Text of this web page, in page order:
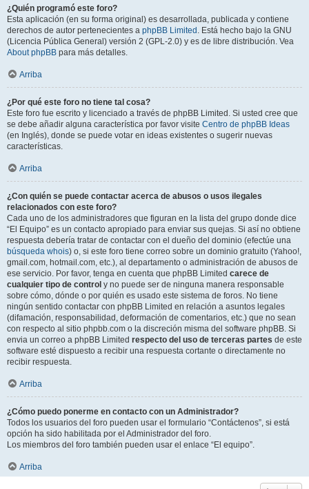
¿Quién programó este foro?
Esta aplicación (en su forma original) es desarrollada, publicada y contiene
derechos de autor pertenecientes a phpBB Limited . Está hecho bajo la GNU
(Licencia Pública General) versión 2 (GPL-2.0) y es de libre distribución. Vea
About phpBB para más detalles.
Arriba
¿Por qué este foro no tiene tal cosa?
Este foro fue escrito y licenciado a través de phpBB Limited. Si usted cree que
se debe añadir alguna característica por favor visite Centro de phpBB Ideas
(en Inglés), donde se puede votar en ideas existentes o sugerir nuevas
características.
Arriba
¿Con quién se puede contactar acerca de abusos o usos ilegales
relacionados con este foro?
Cada uno de los administradores que figuran en la lista del grupo donde dice
“El Equipo” es un contacto apropiado para enviar sus quejas. Si así no obtiene
respuesta debería tratar de contactar con el dueño del dominio (efectúe una
búsqueda whois) o, si este foro tiene correo sobre un dominio gratuito (Yahoo!,
gmail.com, hotmail.com, etc.), al departamento o administración de abusos de
ese servicio. Por favor, tenga en cuenta que phpBB Limited carece de
cualquier tipo de control y no puede ser de ninguna manera responsable
sobre cómo, dónde o por quién es usado este sistema de foros. No tiene
ningún sentido contactar con phpBB Limited en relación a asuntos legales
(difamación, responsabilidad, deformación de comentarios, etc.) que no sean
con respecto al sitio phpbb.com o la discreción misma del software phpBB. Si
envia un correo a phpBB Limited respecto del uso de terceras partes de este
software esté dispuesto a recibir una respuesta cortante o directamente no
recibir respuesta.
Arriba
¿Cómo puedo ponerme en contacto con un Administrador?
Todos los usuarios del foro pueden usar el formulario “Contáctenos”, si está
opción ha sido habilitada por el Administrador del foro.
Los miembros del foro también pueden usar el enlace “El equipo”.
Arriba